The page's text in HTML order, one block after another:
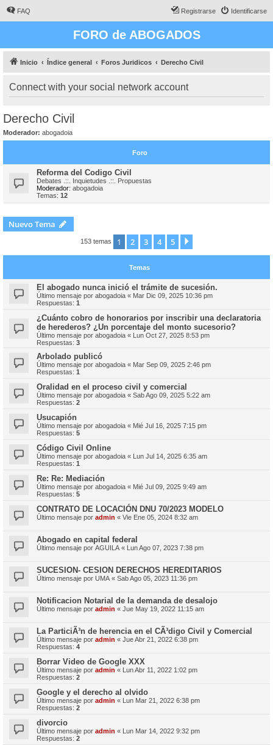
FAQ Identificarse
Registrarse
FORO de ABOGADOS
Inicio Índice general Foros Juridicos Derecho Civil
Connect with your social network account
Derecho Civil
Moderador: abogadoia
Foro
Reforma del Codigo Civil
Debates .::. Inquietudes .::. Propuestas
Moderador: abogadoia
Temas: 12
Nuevo Tema
153 temas 1 2 3 4 5
Temas
El abogado nunca inició el trámite de sucesión.
Último mensaje por abogadoia « Mar Dic 09, 2025 10:36 pm
Respuestas: 1
¿Cuánto cobro de honorarios por inscribir una declaratoria
de herederos? ¿Un porcentaje del monto sucesorio?
Último mensaje por abogadoia « Lun Oct 27, 2025 8:53 pm
Respuestas: 3
Arbolado publicó
Último mensaje por abogadoia « Mar Sep 09, 2025 2:46 pm
Respuestas: 1
Oralidad en el proceso civil y comercial
Último mensaje por abogadoia « Sab Ago 09, 2025 5:22 am
Respuestas: 2
Usucapión
Último mensaje por abogadoia « Mié Jul 16, 2025 7:15 pm
Respuestas: 5
Código Civil Online
Último mensaje por abogadoia « Lun Jul 14, 2025 6:35 am
Respuestas: 1
Re: Re: Mediación
Último mensaje por abogadoia « Mié Jul 09, 2025 9:49 am
Respuestas: 5
CONTRATO DE LOCACIÓN DNU 70/2023 MODELO
Último mensaje por admin « Vie Ene 05, 2024 8:32 am
Abogado en capital federal
Último mensaje por AGUILA « Lun Ago 07, 2023 7:38 pm
SUCESION- CESION DERECHOS HEREDITARIOS
Último mensaje por UMA « Sab Ago 05, 2023 11:36 pm
Notificacion Notarial de la demanda de desalojo
Último mensaje por admin « Jue May 19, 2022 11:15 am
La ParticiÃ³n de herencia en el CÃ³digo Civil y Comercial
Último mensaje por admin « Jue Abr 21, 2022 6:38 pm
Respuestas: 4
Borrar Video de Google XXX
Último mensaje por admin « Lun Abr 11, 2022 1:02 pm
Respuestas: 2
Google y el derecho al olvido
Último mensaje por admin « Lun Mar 21, 2022 6:38 pm
Respuestas: 2
divorcio
Último mensaje por admin « Lun Mar 14, 2022 9:32 pm
Respuestas: 2